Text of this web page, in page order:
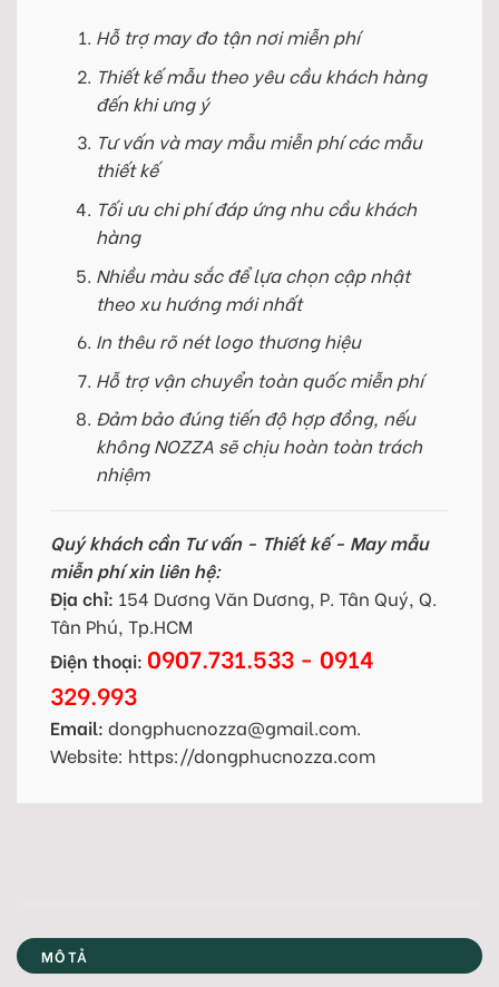
Hỗ trợ may đo tận nơi miễn phí
Thiết kế mẫu theo yêu cầu khách hàng
đến khi ưng ý
Tư vấn và may mẫu miễn phí các mẫu
thiết kế
Tối ưu chi phí đáp ứng nhu cầu khách
hàng
Nhiều màu sắc để lựa chọn cập nhật
theo xu hướng mới nhất
In thêu rõ nét logo thương hiệu
Hỗ trợ vận chuyển toàn quốc miễn phí
Đảm bảo đúng tiến độ hợp đồng, nếu
không NOZZA sẽ chịu hoàn toàn trách
nhiệm
Quý khách cần Tư vấn - Thiết kế - May mẫu
miễn phí xin liên hệ:
Địa chỉ: 154 Dương Văn Dương, P. Tân Quý, Q.
Tân Phú, Tp.HCM
Điện thoại: 0907.731.533 - 0914
329.993
Email: dongphucnozza@gmail.com.
Website: https://dongphucnozza.com
MÔ TẢ